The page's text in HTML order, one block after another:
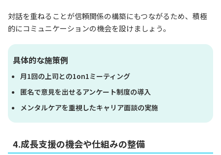
対話を重ねることが信頼関係の構築にもつながるため、積極
的にコミュニケーションの機会を設けましょう。
具体的な施策例
月1回の上司との1on1ミーティング
匿名で意見を出せるアンケート制度の導入
メンタルケアを重視したキャリア面談の実施
4.成長支援の機会や仕組みの整備